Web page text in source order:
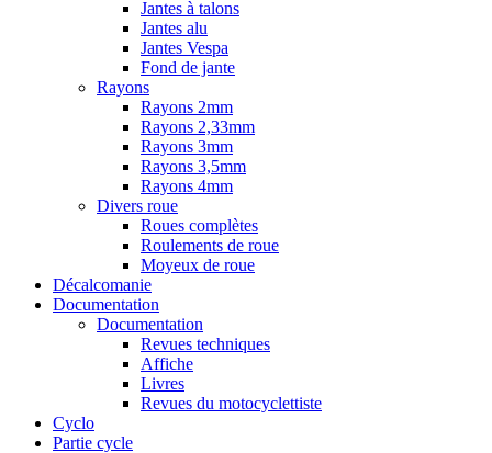
Jantes à talons
Jantes alu
Jantes Vespa
Fond de jante
Rayons
Rayons 2mm
Rayons 2,33mm
Rayons 3mm
Rayons 3,5mm
Rayons 4mm
Divers roue
Roues complètes
Roulements de roue
Moyeux de roue
Décalcomanie
Documentation
Documentation
Revues techniques
Affiche
Livres
Revues du motocyclettiste
Cyclo
Partie cycle